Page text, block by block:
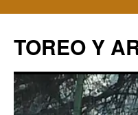
TOREO Y